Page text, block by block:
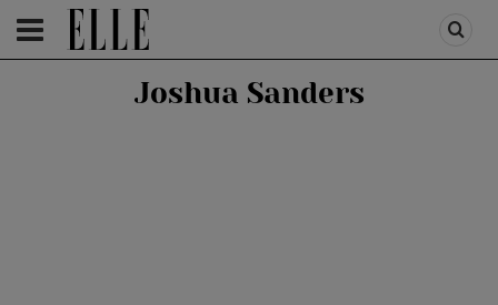
HOMEPAGE /FASHION
Joshua Sanders